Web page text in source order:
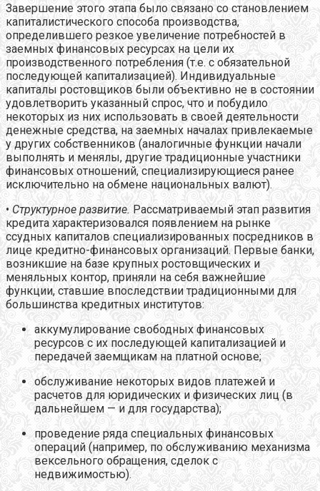
Завершение этого этапа было связано со становлением
капиталистического способа производства,
определившего резкое увеличение потребностей в
заемных финансовых ресурсах на цели их
производственного потребления (т.е. с обязательной
последующей капитализацией). Индивидуальные
капиталы ростовщиков были объективно не в состоянии
удовлетворить указанный спрос, что и побудило
некоторых из них использовать в своей деятельности
денежные средства, на заемных началах привлекаемые
у других собственников (аналогичные функции начали
выполнять и менялы, другие традиционные участники
финансовых отношений, специализирующиеся ранее
исключительно на обмене национальных валют).
• Структурное развитие. Рассматриваемый этап развития
кредита характеризовался появлением на рынке
ссудных капиталов специализированных посредников в
лице кредитно-финансовых организаций. Первые банки,
возникшие на базе крупных ростовщических и
меняльных контор, приняли на себя важнейшие
функции, ставшие впоследствии традиционными для
большинства кредитных институтов:
аккумулирование свободных финансовых
ресурсов с их последующей капитализацией и
передачей заемщикам на платной основе;
обслуживание некоторых видов платежей и
расчетов для юридических и физических лиц (в
дальнейшем — и для государства);
проведение ряда специальных финансовых
операций (например, по обслуживанию механизма
вексельного обращения, сделок с
недвижимостью).